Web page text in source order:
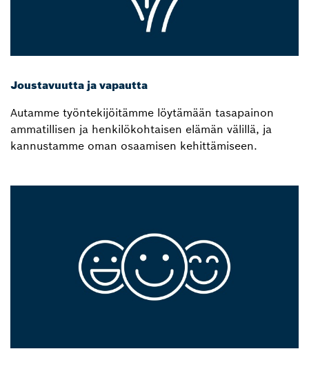
Joustavuutta ja vapautta
Autamme työntekijöitämme löytämään tasapainon
ammatillisen ja henkilökohtaisen elämän välillä, ja
kannustamme oman osaamisen kehittämiseen.